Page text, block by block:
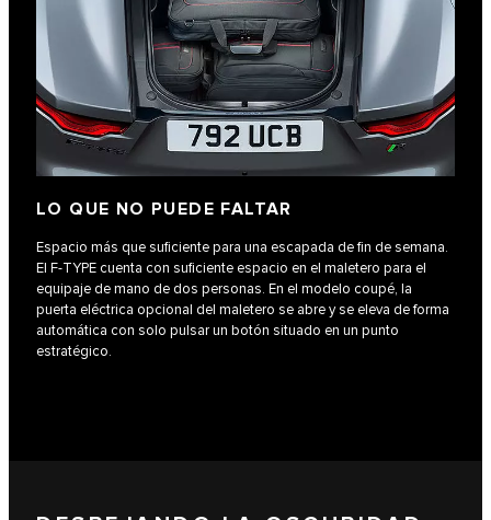
LO QUE NO PUEDE FALTAR
Espacio más que suficiente para una escapada de fin de semana.
El F‑TYPE cuenta con suficiente espacio en el maletero para el
equipaje de mano de dos personas. En el modelo coupé, la
puerta eléctrica opcional del maletero se abre y se eleva de forma
automática con solo pulsar un botón situado en un punto
estratégico.